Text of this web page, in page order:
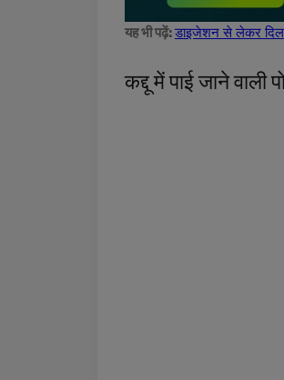
यह भी पढ़ें:डाइजेशन से लेकर दिल
कद्दू में पाई जाने वाली